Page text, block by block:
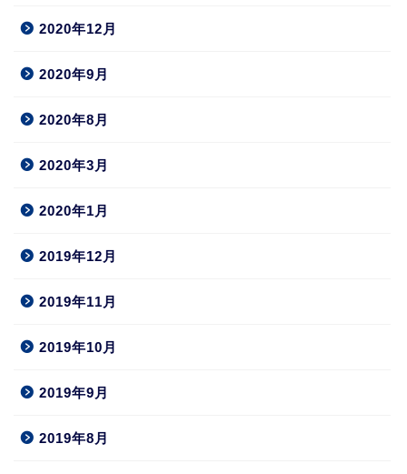
2020年12月
2020年9月
2020年8月
2020年3月
2020年1月
2019年12月
2019年11月
2019年10月
2019年9月
2019年8月